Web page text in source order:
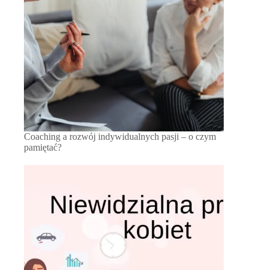
Coaching a rozwój indywidualnych pasji – o czym
pamiętać?